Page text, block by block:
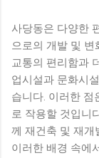
사당동은 다양한
으로의 개발 및 변
교통의 편리함과
업시설과 문화시
습니다. 이러한 점
로 작용할 것입니
께 재건축 및 재개
이러한 배경 속에